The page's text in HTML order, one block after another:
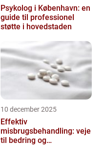
Psykolog i København: en
guide til professionel
støtte i hovedstaden
10 december 2025
Effektiv
misbrugsbehandling: veje
til bedring og